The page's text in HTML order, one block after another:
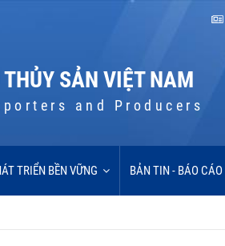
SẢN VIỆT NAM
and Producers
TRIỂN BỀN VỮNG BẢN TIN - BÁO CÁO